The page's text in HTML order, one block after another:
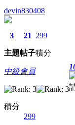
devin830408
3
主題
21
帖子
299
積分
中級會員
積分
299